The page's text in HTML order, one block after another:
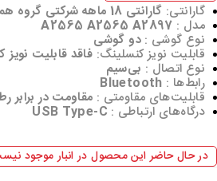
گارانتی: گارانتی 18 ماهه شرکتی گروه هماهنگ
مدل :
نوع گوشی :دو گوشی
قابلیت نویز کنسلینگ: فاقد قابلیت نویز
نوع اتصال : بی‌سیم
رابط‌ها : Bluetooth
قابلیت‌های مقاومتی : مقاومت در برابر
درگاه‌های ارتباطی : USB Type-C
در حال حاضر این محصول در انبار موجود